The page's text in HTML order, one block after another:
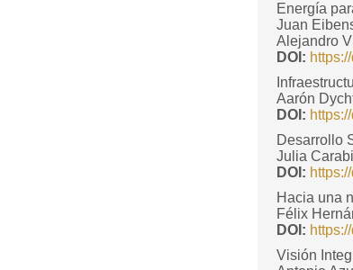
Energía
Juan
Alejandro
DOI:
Aarón
DOI:
Desarrollo
Julia
DOI:
Hacia una
Félix
DOI:
Visión